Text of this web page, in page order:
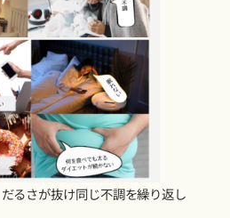
るさが抜け同じ不調を繰り返し